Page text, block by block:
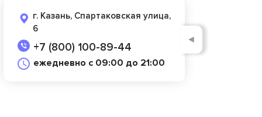
г. Казань, Спартаковская улица,
6
+7 (800) 100-89-44
ежедневно с 09:00 до 21:00
◄